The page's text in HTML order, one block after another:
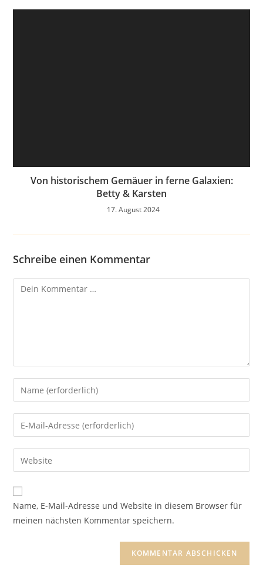
Von historischem Gemäuer in ferne Galaxien:
Betty & Karsten
17. August 2024
Schreibe einen Kommentar
Kommentar
Gib
deinen
Namen
oder
zum
Kommentieren
ein
Gib
deine
E-
Mail-
zum
Kommentieren
ein
Gib
deine
Website-
URL
Name, E-Mail-Adresse und Website in diesem Browser für
meinen nächsten Kommentar speichern.